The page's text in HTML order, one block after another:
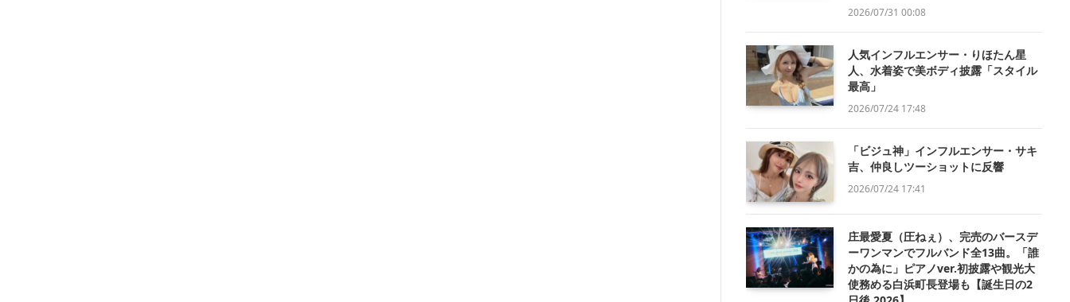
2026/07/31 00:08
人気インフルエンサー・りほたん星
人、水着姿で美ボディ披露「スタイル
最高」
2026/07/24 17:48
「ビジュ神」インフルエンサー・サキ
吉、仲良しツーショットに反響
2026/07/24 17:41
庄最愛夏（圧ねぇ）、完売のバースデ
ーワンマンでフルバンド全13曲。「誰
かの為に」ピアノver.初披露や観光大
使務める白浜町長登場も【誕生日の2